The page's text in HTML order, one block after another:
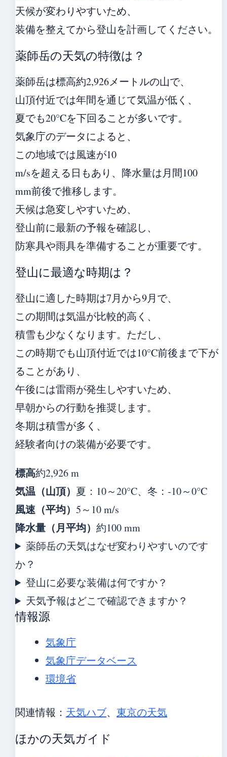
天候が変わりやすいため、
装備を整えてから登山を計画してください。
薬師岳の天気の特徴は？
薬師岳は標高約2,926メートルの山で、
山頂付近では年間を通じて気温が低く、
夏でも20°Cを下回ることが多いです。
気象庁のデータによると、
この地域では風速が10
m/sを超える日もあり、降水量は月間100
mm前後で推移します。
天候は急変しやすいため、
登山前に最新の予報を確認し、
防寒具や雨具を準備することが重要です。
登山に最適な時期は？
登山に適した時期は7月から9月で、
この期間は気温が比較的高く、
積雪も少なくなります。ただし、
この時期でも山頂付近では10°C前後まで下が
ることがあり、
午後には雷雨が発生しやすいため、
早朝からの行動を推奨します。
冬期は積雪が多く、
経験者向けの装備が必要です。
標高約2,926 m
気温（山頂） 夏：10～20°C、冬：-10～0°C
風速（平均） 5～10 m/s
降水量（月平均） 約100 mm
薬師岳の天気はなぜ変わりやすいのです
か？
登山に必要な装備は何ですか？
天気予報はどこで確認できますか？
情報源
気象庁
気象庁データベース
環境省
関連情報： 天気ハブ、 東京の天気
ほかの天気ガイド